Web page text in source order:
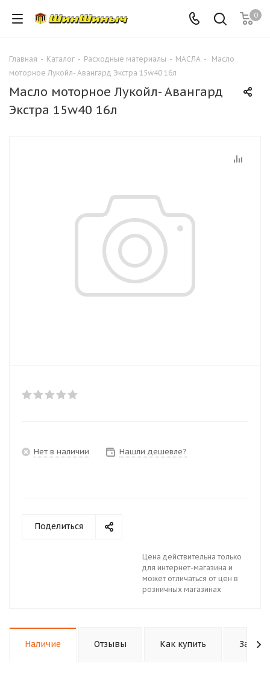
0
Главная - Каталог - Расходные материалы - МАСЛА -
Масло
моторное Лукойл- Авангард Экстра 15w40 16л
Масло моторное Лукойл- Авангард
Экстра 15w40 16л
Нет в наличии Нашли дешевле?
Поделиться
Цена действительна только
для интернет-магазина и
может отличаться от цен в
розничных магазинах
Наличие Отзывы Как купить